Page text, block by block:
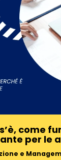
come
per le
e